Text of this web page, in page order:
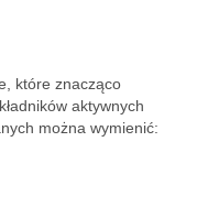
które znacząco
aktywnych
można wymienić: